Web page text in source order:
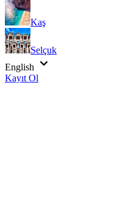
Kaş
Selçuk
English
Kayıt Ol